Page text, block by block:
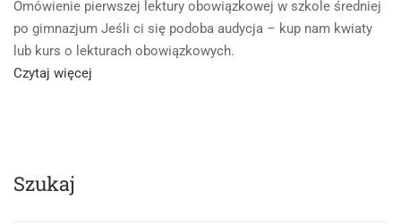
Omówienie pierwszej lektury obowiązkowej w szkole średniej
po gimnazjum Jeśli ci się podoba audycja – kup nam kwiaty
lub kurs o lekturach obowiązkowych.
Read
omówienie
Czytaj więcej
Szukaj